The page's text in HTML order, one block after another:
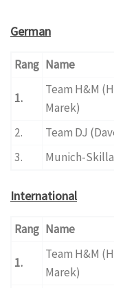
German
Rang Name
1.
Team H&M
Marek)
2. Team DJ
3.
Munich-
International
Rang Name
1.
Team H&M
Marek)